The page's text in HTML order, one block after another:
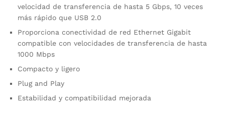
velocidad de transferencia de hasta 5 Gbps, 10 veces
más rápido que USB 2.0
Proporciona conectividad de red Ethernet Gigabit
compatible con velocidades de transferencia de hasta
1000 Mbps
Compacto y ligero
Plug and Play
Estabilidad y compatibilidad mejorada